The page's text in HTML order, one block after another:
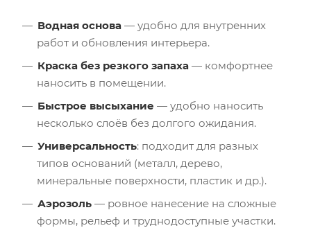
Водная основа — удобно для внутренних
работ и обновления интерьера.
Краска без резкого запаха — комфортнее
наносить в помещении.
Быстрое высыхание — удобно наносить
несколько слоёв без долгого ожидания.
Универсальность: подходит для разных
типов оснований (металл, дерево,
минеральные поверхности, пластик и др.).
Аэрозоль — ровное нанесение на сложные
формы, рельеф и труднодоступные участки.